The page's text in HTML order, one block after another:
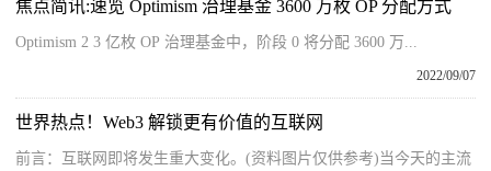
焦点简讯:速览 Optimism 治理基金 3600 万枚 OP 分配方式
Optimism 2 3 亿枚 OP 治理基金中，阶段 0 将分配 3600 万...
2022/09/07
世界热点！Web3 解锁更有价值的互联网
前言：互联网即将发生重大变化。(资料图片仅供参考)当今天的主流